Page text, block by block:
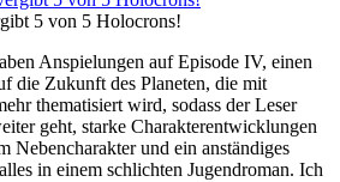
5 von 5 Holocrons!
Anspielungen auf Episode IV, einen
die Zukunft des Planeten, die mit
thematisiert wird, sodass der Leser
geht, starke Charakterentwicklungen
Nebencharakter und ein anständiges
in einem schlichten Jugendroman. Ich